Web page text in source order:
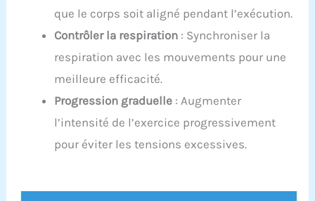
que le corps soit aligné pendant l’exécution.
Contrôler la respiration : Synchroniser la
respiration avec les mouvements pour une
meilleure efficacité.
Progression graduelle : Augmenter
l’intensité de l’exercice progressivement
pour éviter les tensions excessives.